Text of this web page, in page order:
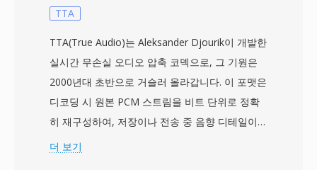
TTA
TTA(True Audio)는 Aleksander Djourik이 개발한
실시간 무손실 오디오 압축 코덱으로, 그 기원은
2000년대 초반으로 거슬러 올라갑니다. 이 포맷은
디코딩 시 원본 PCM 스트림을 비트 단위로 정확
히 재구성하여, 저장이나 전송 중 음향 디테일이
전혀 손실되지 않음을 보장합니다. TTA는 표준
더 보기